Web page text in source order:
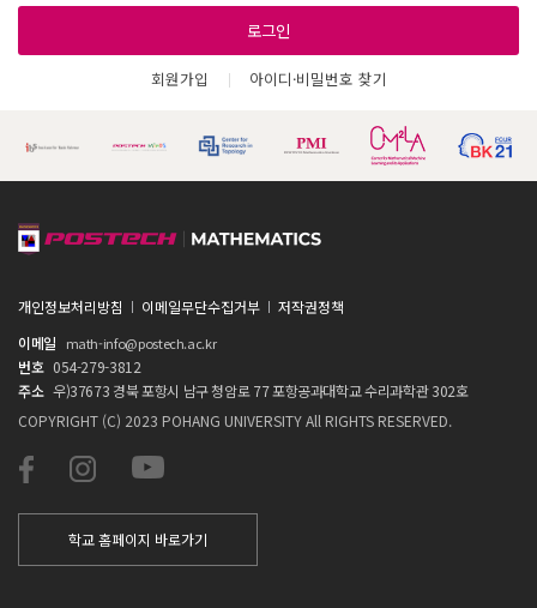
로그인
회원가입 아이디·비밀번호 찾기
개인정보처리방침 이메일무단수집거부
저작권정책
이메일
math-info@postech.ac.kr
번호 054-279-3812
주소 우)37673 경북 포항시 남구 청암로 77 포항공과대학교 수리과학관 302호
COPYRIGHT (C) 2023 POHANG UNIVERSITY All RIGHTS RESERVED.
학교 홈페이지 바로가기